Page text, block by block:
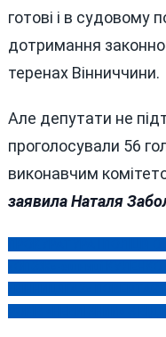
готові і в судовому
дотримання
теренах Вінниччини.
Але депутати не
проголосували 56
виконавчим
заявила Наталя
Навігація
записів